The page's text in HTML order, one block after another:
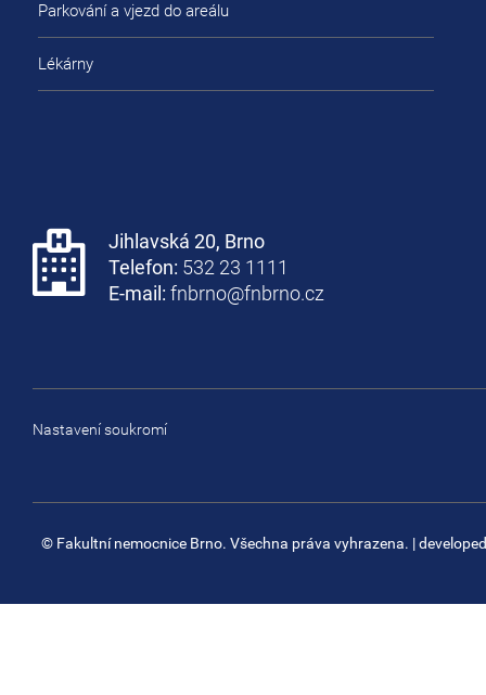
Parkování a vjezd do areálu
Lékárny
Jihlavská 20, Brno
Telefon: 532 23 1111
E-mail: fnbrno@fnbrno.cz
Nastavení soukromí
© Fakultní nemocnice Brno. Všechna práva vyhrazena. |